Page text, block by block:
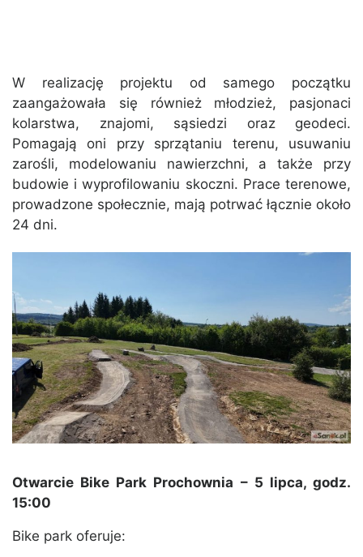
W realizację projektu od samego początku
zaangażowała się również młodzież, pasjonaci
kolarstwa, znajomi, sąsiedzi oraz geodeci.
Pomagają oni przy sprzątaniu terenu, usuwaniu
zarośli, modelowaniu nawierzchni, a także przy
budowie i wyprofilowaniu skoczni. Prace terenowe,
prowadzone społecznie, mają potrwać łącznie około
24 dni.
Otwarcie Bike Park Prochownia – 5 lipca, godz.
15:00
Bike park oferuje: